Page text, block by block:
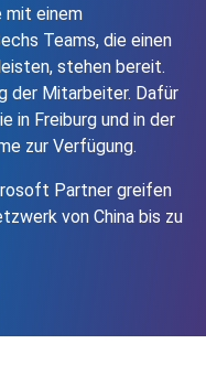
mit einem
Teams, die einen
stehen bereit.
der Mitarbeiter. Dafür
in Freiburg und in der
zur Verfügung.
Partner greifen
von China bis zu